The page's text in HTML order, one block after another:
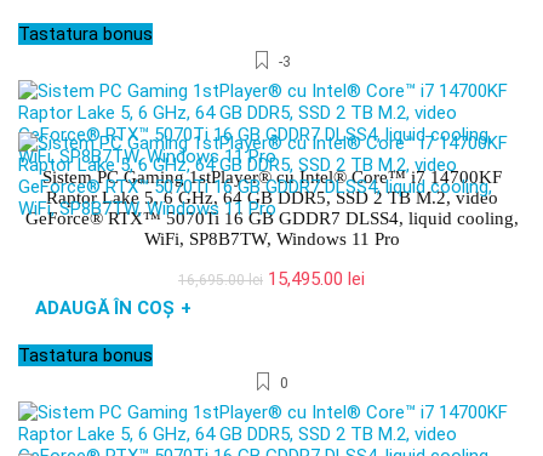
Tastatura bonus
-3
Sistem PC Gaming 1stPlayer® cu Intel® Core™ i7 14700KF
Raptor Lake 5, 6 GHz, 64 GB DDR5, SSD 2 TB M.2, video
GeForce® RTX™ 5070Ti 16 GB GDDR7 DLSS4, liquid cooling,
WiFi, SP8B7TW, Windows 11 Pro
16,695.00lei Prețul
15,495.00 lei
ADAUGĂ ÎN COȘ +
Tastatura bonus
0